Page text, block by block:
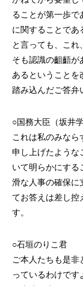
ることが第一歩で
に関することであ
と言っても、これ
そも認識の齟齬が
あるということを
踏み込んだご答弁
○国務大臣（坂井学
これは私のみな
申し上げたような
いて明らかにする
滑な人事の確保に
てお答えは差し控
す。
○石垣のりこ君
ご本人たちも是非
っているわけです